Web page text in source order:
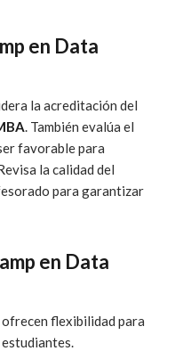
en Data
la acreditación del
. También evalúa el
favorable para
la calidad del
para garantizar
en Data
ofrecen flexibilidad para
estudiantes.